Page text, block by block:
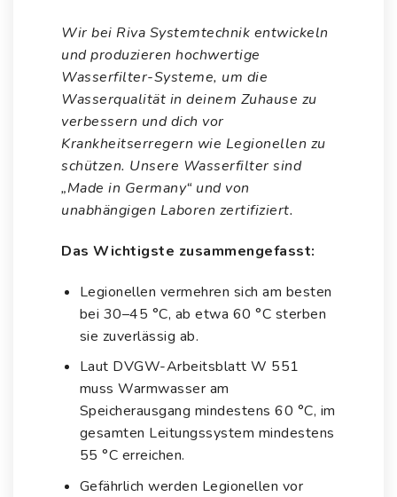
Wir bei Riva Systemtechnik entwickeln
und produzieren hochwertige
Wasserfilter-Systeme, um die
Wasserqualität in deinem Zuhause zu
verbessern und dich vor
Krankheitserregern wie Legionellen zu
schützen. Unsere Wasserfilter sind
„Made in Germany“ und von
unabhängigen Laboren zertifiziert.
Das Wichtigste zusammengefasst:
Legionellen vermehren sich am besten
bei 30–45 °C, ab etwa 60 °C sterben
sie zuverlässig ab.
Laut DVGW-Arbeitsblatt W 551
muss Warmwasser am
Speicherausgang mindestens 60 °C, im
gesamten Leitungssystem mindestens
55 °C erreichen.
Gefährlich werden Legionellen vor